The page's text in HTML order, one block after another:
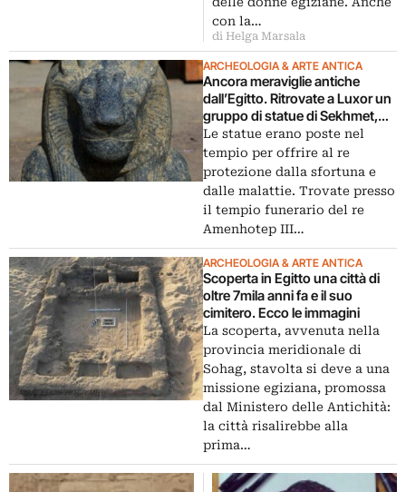
con la…
di Helga Marsala
ARCHEOLOGIA & ARTE ANTICA
Ancora meraviglie antiche
dall’Egitto. Ritrovate a Luxor un
gruppo di statue di Sekhmet,
dea dalla testa di leone
Le statue erano poste nel
tempio per offrire al re
protezione dalla sfortuna e
dalle malattie. Trovate presso
il tempio funerario del re
Amenhotep III…
ARCHEOLOGIA & ARTE ANTICA
Scoperta in Egitto una città di
oltre 7mila anni fa e il suo
cimitero. Ecco le immagini
La scoperta, avvenuta nella
provincia meridionale di
Sohag, stavolta si deve a una
missione egiziana, promossa
dal Ministero delle Antichità:
la città risalirebbe alla
prima…